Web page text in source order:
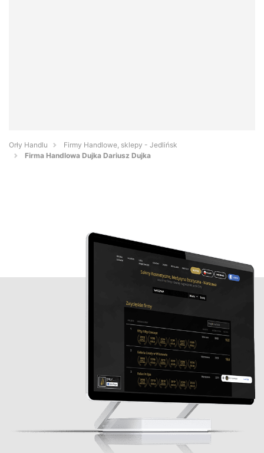
Orły Handlu
Firmy Handlowe, sklepy - Jedlińsk
Firma Handlowa Dujka Dariusz Dujka